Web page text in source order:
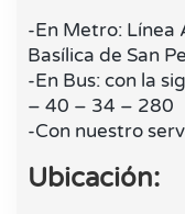
-En Metro: Línea
Basílica de San
-En Bus: con la
– 40 – 34 – 280
-Con nuestro
Ubicación: